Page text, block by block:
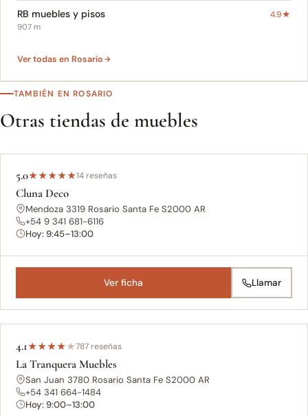
RB muebles y pisos 4.9★
907 m
Ver todas en Rosario
TAMBIÉN EN ROSARIO
Otras tiendas de muebles
5.0★★★★★14 reseñas
Cluna Deco
Mendoza 3319 Rosario Santa Fe S2000 AR
+54 9 341 681-6116
Hoy: 9:45–13:00
Ver ficha Llamar
4.1★★★★★787 reseñas
La Tranquera Muebles
San Juan 3780 Rosario Santa Fe S2000 AR
+54 341 664-1484
Hoy: 9:00–13:00